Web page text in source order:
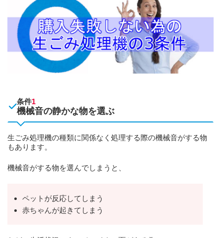
条件1
機械音の静かな物を選ぶ
生ごみ処理機の種類に関係なく処理する際の機械音がする物
もあります。
機械音がする物を選んでしまうと、
ペットが反応してしまう
赤ちゃんが起きてしまう